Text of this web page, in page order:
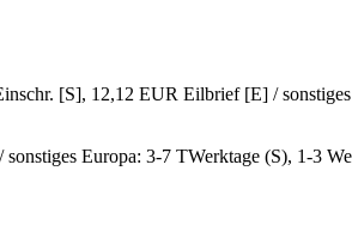
[S], 12,12 EUR Eilbrief [E] /
Europa: 3-7 TWerktage (S), 1-3